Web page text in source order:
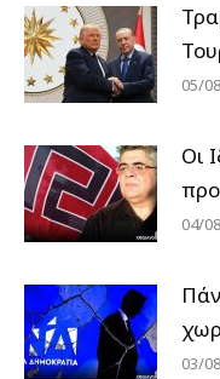
05/
Οι
04/
03/